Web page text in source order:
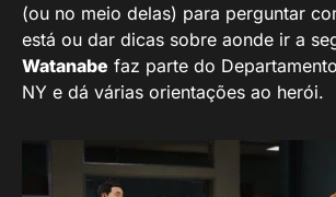
(ou no meio delas) para perguntar
está ou dar dicas sobre aonde ir a
Watanabe faz parte do
NY e dá várias orientações ao herói.